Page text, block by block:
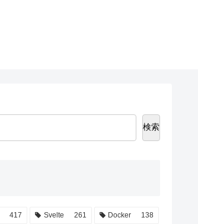
検索
417 Svelte 261 Docker 138